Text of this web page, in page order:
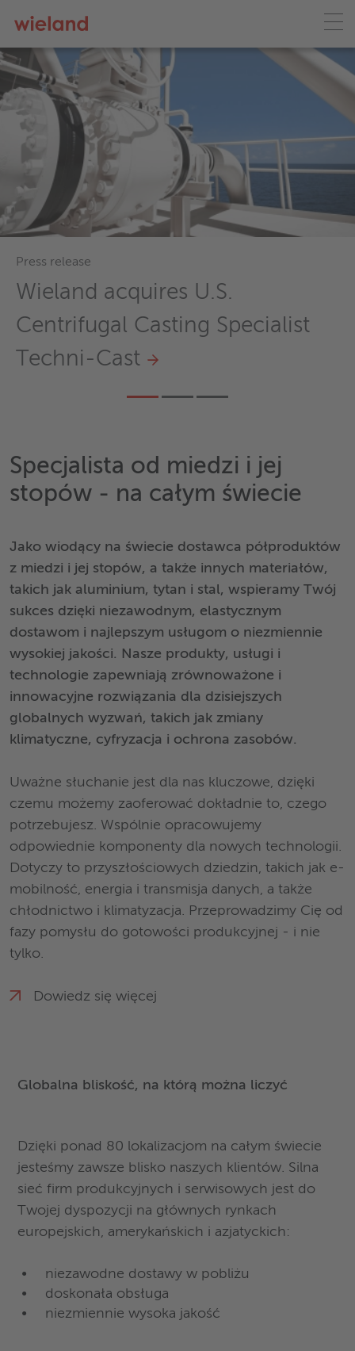
Aerospace
Your Global Partner for High-
Performance Alloys for the
Aerospace Industry
Specjalista od miedzi i jej
stopów - na całym świecie
Jako wiodący na świecie dostawca półproduktów
z miedzi i jej stopów, a także innych materiałów,
takich jak aluminium, tytan i stal, wspieramy Twój
sukces dzięki niezawodnym, elastycznym
dostawom i najlepszym usługom o niezmiennie
wysokiej jakości. Nasze produkty, usługi i
technologie zapewniają zrównoważone i
innowacyjne rozwiązania dla dzisiejszych
globalnych wyzwań, takich jak zmiany
klimatyczne, cyfryzacja i ochrona zasobów.
Uważne słuchanie jest dla nas kluczowe, dzięki
czemu możemy zaoferować dokładnie to, czego
potrzebujesz. Wspólnie opracowujemy
odpowiednie komponenty dla nowych technologii.
Dotyczy to przyszłościowych dziedzin, takich jak e-
mobilność, energia i transmisja danych, a także
chłodnictwo i klimatyzacja. Przeprowadzimy Cię od
fazy pomysłu do gotowości produkcyjnej - i nie
tylko.
Dowiedz się więcej
Globalna bliskość, na którą można liczyć
Dzięki ponad 80 lokalizacjom na całym świecie
jesteśmy zawsze blisko naszych klientów. Silna
sieć firm produkcyjnych i serwisowych jest do
Twojej dyspozycji na głównych rynkach
europejskich, amerykańskich i azjatyckich:
niezawodne dostawy w pobliżu
doskonała obsługa
niezmiennie wysoka jakość